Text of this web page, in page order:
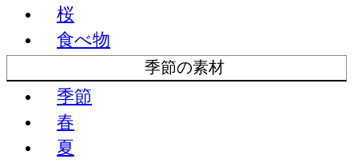
桜
食べ物
季節の素材
季節
春
夏